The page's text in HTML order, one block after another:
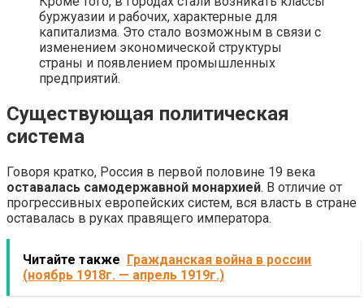
буржуазии и рабочих, характерные для
капитализма. Это стало возможным в связи с
изменением экономической структуры
страны и появлением промышленных
предприятий.
Существующая политическая
система
Говоря кратко, Россия в первой половине 19 века
оставалась самодержавной монархией. В отличие от
прогрессивных европейских систем, вся власть в стране
оставалась в руках правящего императора.
Читайте также
Гражданская война в россии
(ноябрь 1918г. — апрель 1919г.)